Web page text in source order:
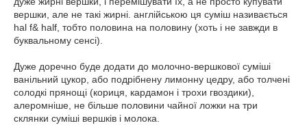
вершки, але не такі жирні. англійською ця суміш називається
hal f& half, тобто половина на половину (хоть і не завжди в
буквальному сенсі).
Дуже доречно буде додати до молочно-вершкової суміші
ванільний цукор, або подрібнену лимонну цедру, або толчені
солодкі прянощі (кориця, кардамон і трохи гвоздики),
алеромніше, не більше половини чайної ложки на три
склянки суміші вершків і молока.